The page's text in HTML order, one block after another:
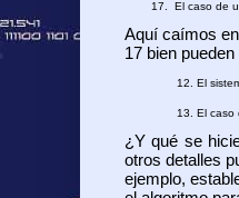
17. El caso de
Aquí caímos
17 bien
12. El
13. El caso
¿Y qué se
otros detalles
ejemplo,